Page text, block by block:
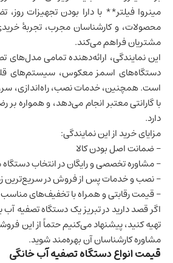
مینروا فیلتر** با دارا بودن تجهیزات
محصولات، و کارشناسان مجرب، تجربۀ
مشتریان فراهم می‌کند.
این نمایندگی، ارائه‌دهنده تمامی مدل‌های
دستگاه‌های اسمز معکوس، سیستم‌های
است. همچنین، خدمات نصب، راه‌اندازی،
با گارانتی معتبر انجام می‌دهد، و همواره بر
دارد.
مزایای خرید از این نمایندگی:
– ضمانت اصل بودن کالا
– مشاوره تخصصی و رایگان در انتخاب
– نصب و خدمات پس از فروش در سریع‌ترین
– قیمت رقابتی و همراه با تخفیف‌های مناسب
اگر قصد دارید در تبریز یک دستگاه تصفیه
تهیه کنید، پیشنهاد می‌کنیم حتماً از این
مشاوره کارشناسان آن بهره‌مند شوید.
قیمت انواع دستگاه تصفیه آب خانگی